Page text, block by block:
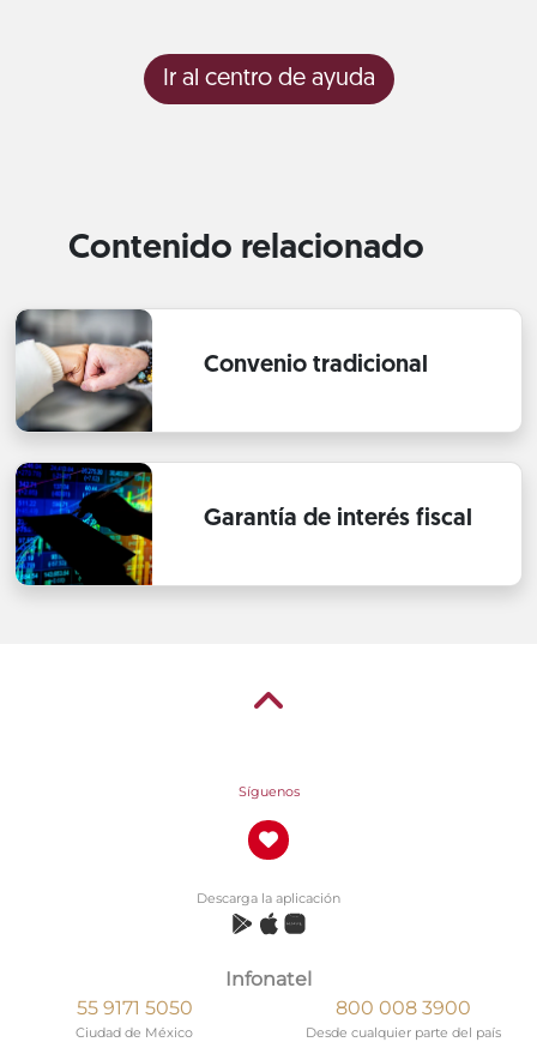
Ir al centro de ayuda
Contenido relacionado
Convenio tradicional
Garantía de interés fiscal
Síguenos
Descarga la aplicación
Infonatel
55 9171 5050
Ciudad de México
800 008 3900
Desde cualquier parte del país